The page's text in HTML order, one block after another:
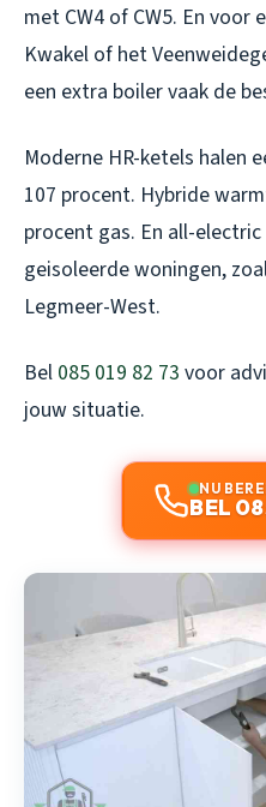
met CW4 of CW5. En voor
Kwakel of het
een extra boiler vaak de
Moderne HR-ketels halen
107 procent. Hybride
procent gas. En all-
geisoleerde woningen,
Legmeer-West.
Bel 085 019 82 73 voor
jouw situatie.
NU
BEL